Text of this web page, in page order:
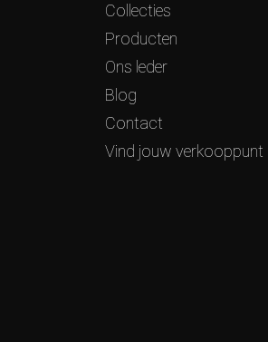
Collecties
Producten
Ons leder
Blog
Contact
Vind jouw verkooppunt